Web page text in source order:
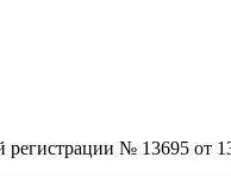
регистрации №